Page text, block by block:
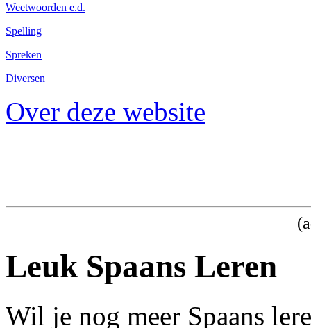
Weetwoorden e.d.
Spelling
Spreken
Diversen
Over deze website
Leuk Spaans Leren
Wil je nog meer Spaans